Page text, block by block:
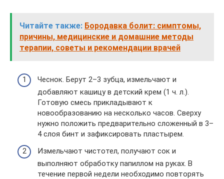
Читайте также: Бородавка болит: симптомы,
причины, медицинские и домашние методы
терапии, советы и рекомендации врачей
Чеснок. Берут 2–3 зубца, измельчают и
добавляют кашицу в детский крем (1 ч. л.).
Готовую смесь прикладывают к
новообразованию на несколько часов. Сверху
нужно положить предварительно сложенный в 3–
4 слоя бинт и зафиксировать пластырем.
Измельчают чистотел, получают сок и
выполняют обработку папиллом на руках. В
течение первой недели необходимо повторять